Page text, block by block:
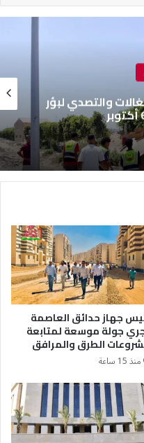
والتصدي لبؤر
جهاز حدائق العاصمة
جولة موسعة لمتابعة
الطرق والمرافق
منذ 15 ساعة